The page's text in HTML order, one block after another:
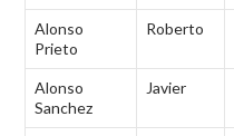
Alonso
Prieto
Roberto
Alonso
Sanchez
Javier